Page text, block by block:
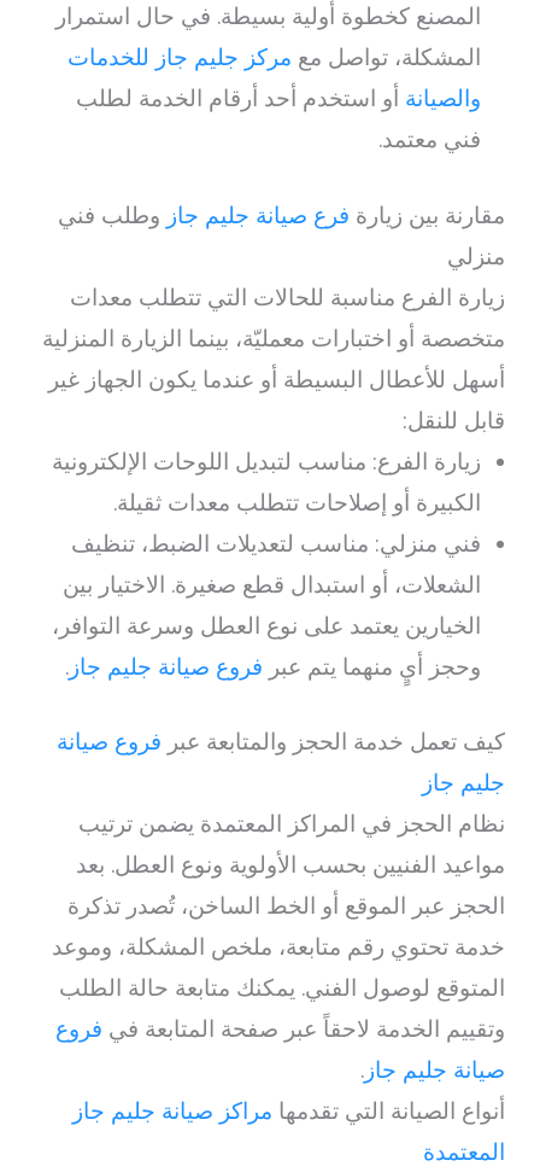
المصنع كخطوة أولية بسيطة. في حال استمرار
المشكلة، تواصل مع مركز جليم جاز للخدمات
والصيانة أو استخدم أحد أرقام الخدمة لطلب
فني معتمد.
مقارنة بين زيارة فرع صيانة جليم جاز وطلب فني
منزلي
زيارة الفرع مناسبة للحالات التي تتطلب معدات
متخصصة أو اختبارات معمليّة، بينما الزيارة المنزلية
أسهل للأعطال البسيطة أو عندما يكون الجهاز غير
قابل للنقل:
زيارة الفرع: مناسب لتبديل اللوحات الإلكترونية
الكبيرة أو إصلاحات تتطلب معدات ثقيلة.
فني منزلي: مناسب لتعديلات الضبط، تنظيف
الشعلات، أو استبدال قطع صغيرة. الاختيار بين
الخيارين يعتمد على نوع العطل وسرعة التوافر،
وحجز أيٍ منهما يتم عبر فروع صيانة جليم جاز.
كيف تعمل خدمة الحجز والمتابعة عبر فروع صيانة
جليم جاز
نظام الحجز في المراكز المعتمدة يضمن ترتيب
مواعيد الفنيين بحسب الأولوية ونوع العطل. بعد
الحجز عبر الموقع أو الخط الساخن، تُصدر تذكرة
خدمة تحتوي رقم متابعة، ملخص المشكلة، وموعد
المتوقع لوصول الفني. يمكنك متابعة حالة الطلب
وتقييم الخدمة لاحقاً عبر صفحة المتابعة في فروع
صيانة جليم جاز.
أنواع الصيانة التي تقدمها مراكز صيانة جليم جاز
المعتمدة